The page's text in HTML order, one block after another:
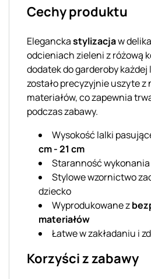
Cechy produktu
Eleganckastylizacjaw
odcieniach zieleni z różową
dodatek do garderoby każdej
zostało precyzyjnie uszyte z
materiałów, co zapewnia
podczas zabawy.
Wysokość lalki
cm - 21 cm
Staranność wykonania
Stylowe wzornictwo
dziecko
Wyprodukowane z
materiałów
Łatwe w zakładaniu i
Korzyści z zabawy